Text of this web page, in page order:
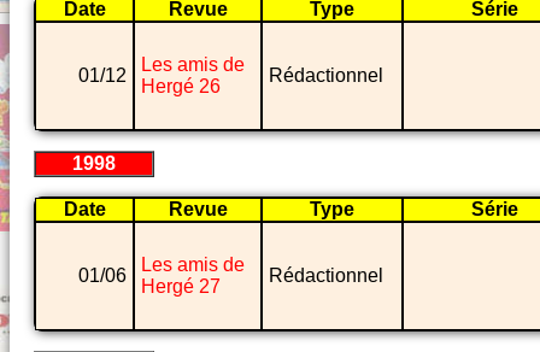
Date Revue Type Série
01/12
Les amis de
Hergé 26
Rédactionnel
1998
Date Revue Type Série
01/06
Les amis de
Hergé 27
Rédactionnel